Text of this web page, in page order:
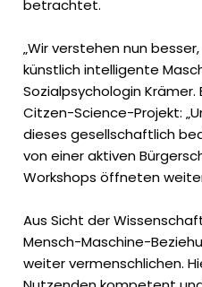
betrachtet.
„Wir verstehen nun
künstlich intelligente
Sozialpsychologin
Citzen-Science-Projekt:
dieses gesellschaftlich
von einer aktiven
Workshops öffneten
Aus Sicht der
Mensch-Maschine-
weiter vermenschlichen.